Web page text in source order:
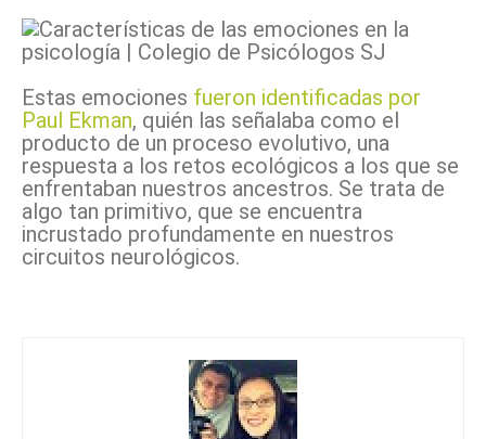
Estas emociones fueron identificadas por
Paul Ekman, quién las señalaba como el
producto de un proceso evolutivo, una
respuesta a los retos ecológicos a los que se
enfrentaban nuestros ancestros. Se trata de
algo tan primitivo, que se encuentra
incrustado profundamente en nuestros
circuitos neurológicos.